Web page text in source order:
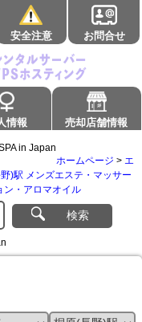
安全注意 お問合せ
情報 売却店舗情報
in Japan
ホームページ > エ
)駅 メンズエステ・マッサー
ン・アロマオイル
検索